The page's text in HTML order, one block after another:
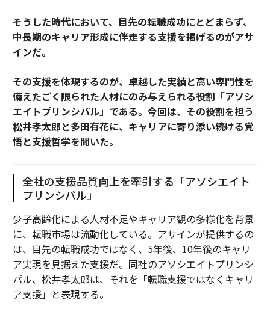
そうした時代において、目先の転職成功にとどまらず、
中長期のキャリア形成に伴走する支援を掲げるのがアサ
インだ。
その支援を体現するのが、卓越した実績と高い専門性を
備えたごく限られた人材にのみ与えられる役割「アソシ
エイトプリンシパル」である。今回は、その役割を担う
松井孝太郎と多田有花に、キャリアに寄り添い続ける覚
悟と支援哲学を聞いた。
全社の支援品質向上を牽引する「アソシエイト
プリンシパル」
少子高齢化による人材不足やキャリア観の多様化を背景
に、転職市場は流動化している。アサインが提供するの
は、目先の転職成功ではなく、5年後、10年後のキャリ
ア実現を見据えた支援だ。同社のアソシエイトプリンシ
パル、松井孝太郎は、それを「転職支援ではなくキャリ
ア支援」と表現する。